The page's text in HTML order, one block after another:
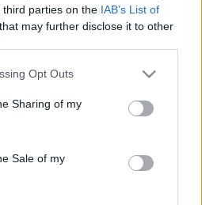
parties on the IAB’s List of
that may further disclose it to other
app uses one or more Google
behaviour. You may click to
and its third-party tags to
purposes in below Google
Opt Outs
Sharing of my
Sale of my